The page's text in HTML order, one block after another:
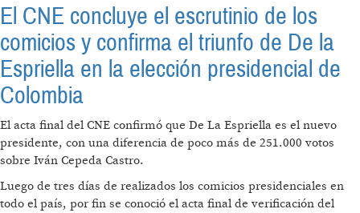
El CNE concluye el escrutinio de los
comicios y confirma el triunfo de De la
Espriella en la elección presidencial de
Colombia
El acta final del CNE confirmó que De La Espriella es el nuevo
presidente, con una diferencia de poco más de 251.000 votos
sobre Iván Cepeda Castro.
Luego de tres días de realizados los comicios presidenciales en
todo el país, por fin se conoció el acta final de verificación del